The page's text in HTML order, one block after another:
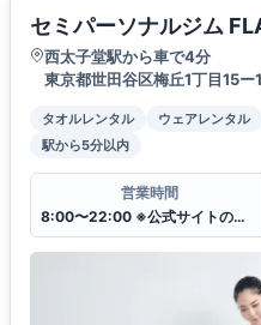
セミパーソナルジム
西太子堂駅から車で4分
東京都世田谷区梅丘1丁目15ー
タオルレンタル ウェアレンタル
駅から5分以内
営業時間
8:00〜22:00 ※公式サイトのレッスンスケジュール表をご参照下さい